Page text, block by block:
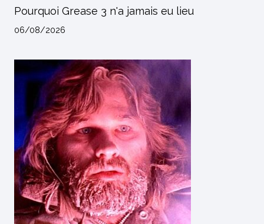
Pourquoi Grease 3 n'a jamais eu lieu
06/08/2026